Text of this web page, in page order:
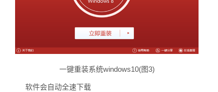
一键重装系统windows10(图3)
软件会自动全速下载